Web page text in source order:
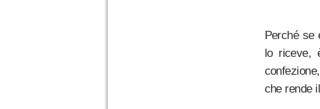
Perché se
lo riceve,
che rende